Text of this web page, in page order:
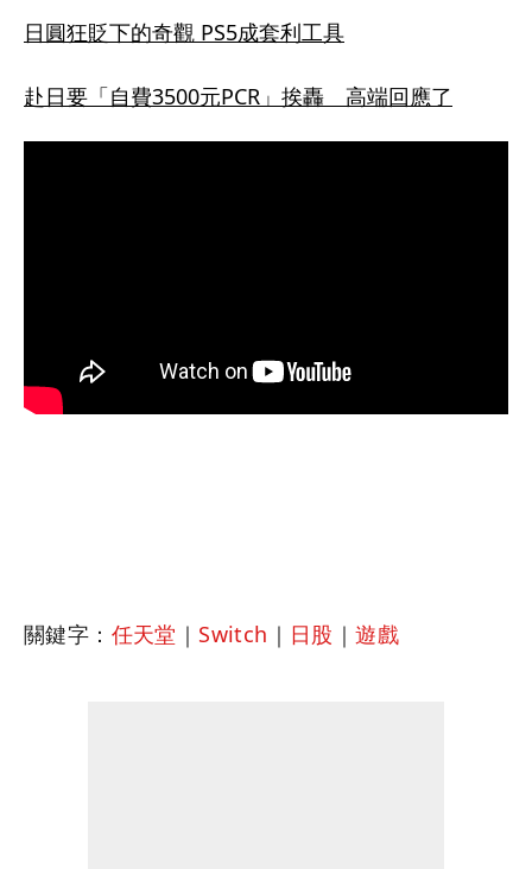
日圓狂貶下的奇觀 PS5成套利工具
赴日要「自費3500元PCR」挨轟　高端回應了
關鍵字： 任天堂 ｜ Switch ｜ 日股 ｜遊戲